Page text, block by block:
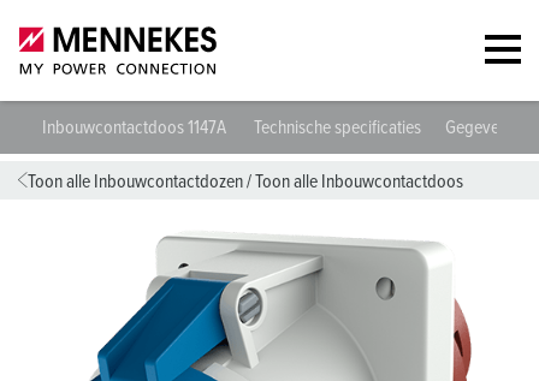
Inbouwcontactdoos 1147A Technische specificaties
Toon alle Inbouwcontactdozen/Toon alle Inbouwcontactdoos